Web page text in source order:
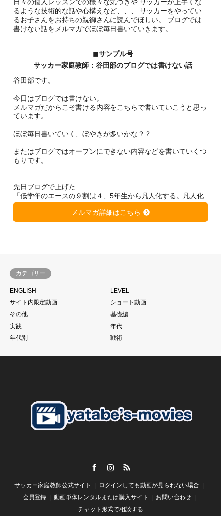
日々の個人レッスンでの様々な気づきや サッカーが上手くな
るような技術的な話や心構えなど、、、 サッカーをやってい
るお子さんをお持ちの親御さんに読んでほしい。 ブログでは
書けない話をメルマガでほぼ毎日書いていきます。
◼︎サンプル号
サッカー家庭教師：谷田部のブログでは書けない話
谷田部です。
今日はブログでは書けない。
メルマガだからこそ書ける内容をこちらで書いていこうと思っ
ています。
ほぼ毎日書いていく、ぼやきが多いかな？？
またはブログではオープンにできない内容などを書いていくつ
もりです。
先日ブログで上げた
「低学年のエースの９割は４、5年生から凡人化する。凡人化
しないために、、、」
https://soccer-kateikyousi.com/daihyoublog/archives/7684.htm
l
す。
当たり前と言われるかもしれません。
もちろん個の力
それでものめり込みすぎて、そこをおざなりにする
す。
私がずっと言い続けている
「親御さんの理解」
【スクールの必要性とは？】
谷田部としては
「誰かが行っているから、、、」
メルマガ詳細はこちら
カテゴリー
ENGLISH
LEVEL
サイト内限定動画
ショート動画
その他
基礎編
実践
年代
年代別
戦術
サッカー家庭教師公式サイト
ログインしても動画が見られない場合
会員登録
動画単体レンタルまたは購入サイト
お問い合わせ
チャット形式で相談する